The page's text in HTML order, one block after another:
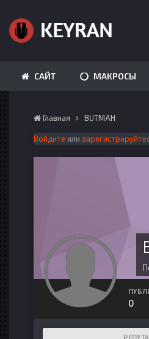
САЙТ МАКРОСЫ
Главная BUTMAH
Войдите или
0